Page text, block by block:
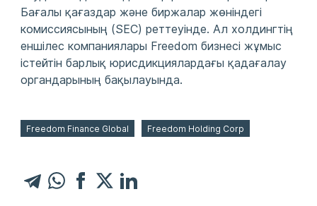
Бағалы қағаздар және биржалар жөніндегі
комиссиясының (SEC) реттеуінде. Ал холдингтің
еншілес компаниялары Freedom бизнесі жұмыс
істейтін барлық юрисдикциялардағы қадағалау
органдарының бақылауында.
Freedom Finance Global Freedom Holding Corp